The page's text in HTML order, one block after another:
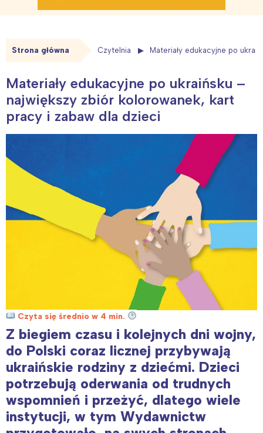
Strona główna Czytelnia Materiały edukacyjne po
Materiały edukacyjne po ukraińsku –
największy zbiór kolorowanek, kart
pracy i zabaw dla dzieci
Czyta się średnio w 4 min.
Z biegiem czasu i kolejnych dni wojny,
do Polski coraz licznej przybywają
ukraińskie rodziny z dziećmi. Dzieci
potrzebują oderwania od trudnych
wspomnień i przeżyć, dlatego wiele
instytucji, w tym Wydawnictw